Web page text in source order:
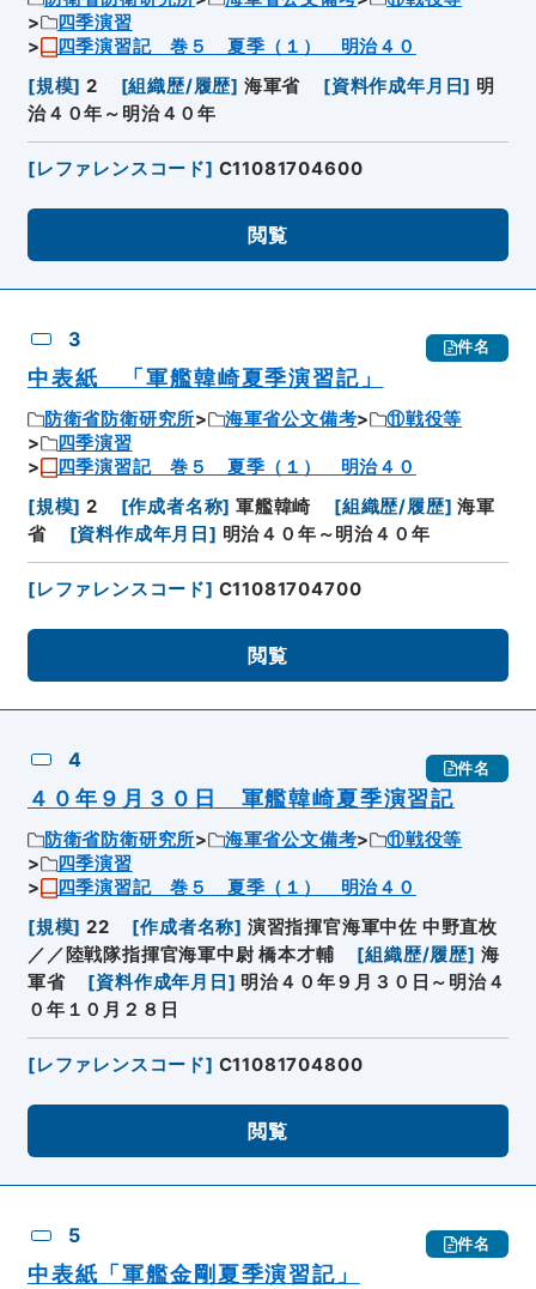
四季演習
四季演習記 巻５ 夏季（１） 明治４０
[規模] 2 [組織歴/履歴] 海軍省 [資料作成年月日] 明
治４０年～明治４０年
[レファレンスコード] C11081704600
閲覧
3 件名
中表紙 「軍艦韓崎夏季演習記」
防衛省防衛研究所 海軍省公文備考
⑪戦役等
四季演習
四季演習記 巻５ 夏季（１） 明治４０
[規模] 2 [作成者名称] 軍艦韓崎 [組織歴/履歴] 海軍
省
[資料作成年月日 ] 明治４０年～明治４０年
[レファレンスコード] C11081704700
閲覧
4 件名
４０年９月３０日 軍艦韓崎夏季演習記
防衛省防衛研究所 海軍省公文備考
⑪戦役等
四季演習
四季演習記 巻５ 夏季（１） 明治４０
[規模] 22 [作成者名称] 演習指揮官海軍中佐 中野直枚
／／陸戦隊指揮官海軍中尉 橋本才輔
[組織歴/履歴] 海
軍省
[資料作成年月日 ] 明治４０年９月３０日～明治４
０年１０月２８日
[レファレンスコード] C11081704800
閲覧
5 件名
中表紙「軍艦金剛夏季演習記」